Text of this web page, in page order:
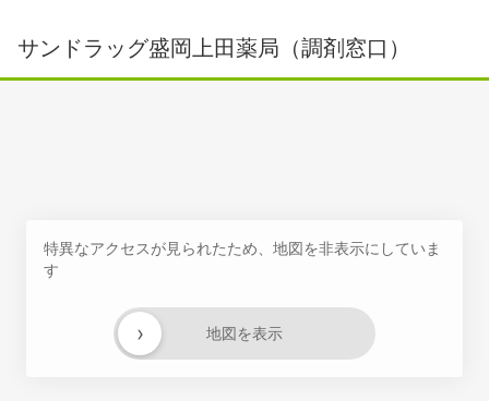
サンドラッグ盛岡上田薬局（調剤窓口）
特異なアクセスが見られたため、地図を非表示にしていま
す
地図を表示
›